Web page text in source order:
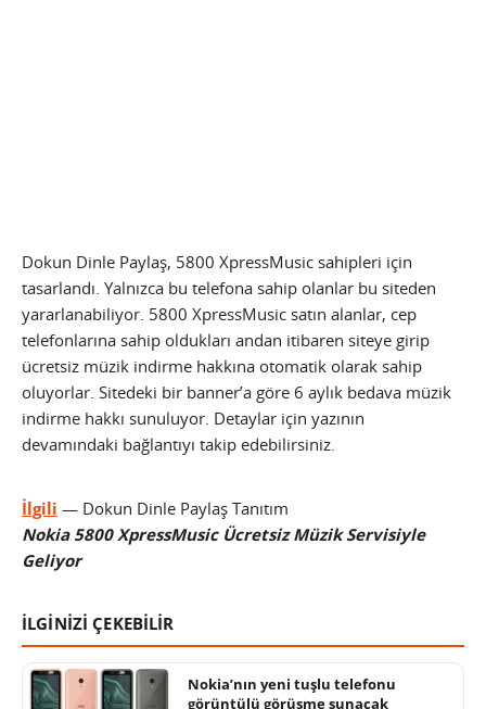
Dokun Dinle Paylaş, 5800 XpressMusic sahipleri için
tasarlandı. Yalnızca bu telefona sahip olanlar bu siteden
yararlanabiliyor. 5800 XpressMusic satın alanlar, cep
telefonlarına sahip oldukları andan itibaren siteye girip
ücretsiz müzik indirme hakkına otomatik olarak sahip
oluyorlar. Sitedeki bir banner’a göre 6 aylık bedava müzik
indirme hakkı sunuluyor. Detaylar için yazının
devamındaki bağlantıyı takip edebilirsiniz.
İlgili — Dokun Dinle Paylaş Tanıtım
Nokia 5800 XpressMusic Ücretsiz Müzik Servisiyle
Geliyor
İLGİNİZİ ÇEKEBİLİR
Nokia’nın yeni tuşlu telefonu
görüntülü görüşme sunacak